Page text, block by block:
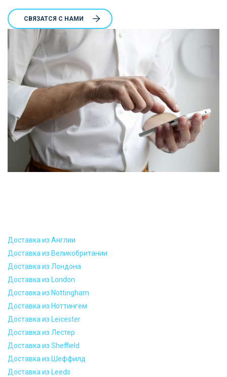
CВЯЗАТСЯ С НАМИ
Доставка из Англии
Доставка из Великобритании
Доставка из Лондона
Доставка из London
Доставка из Nottingham
Доставка из Ноттингем
Доставка из Leicester
Доставка из Лестер
Доставка из Sheffield
Доставка из Шеффилд
Доставка из Leeds